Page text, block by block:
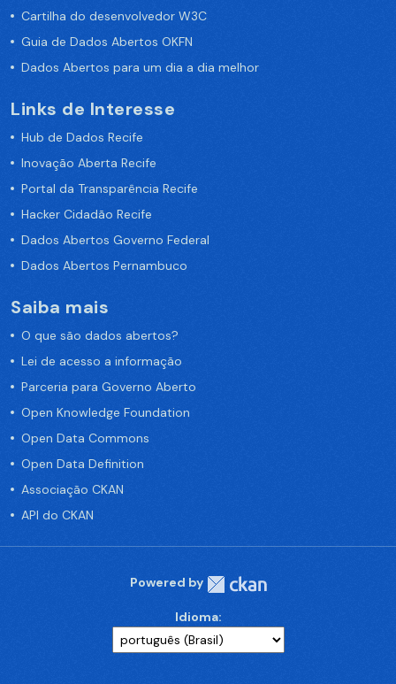
Cartilha do desenvolvedor W3C
Guia de Dados Abertos OKFN
Dados Abertos para um dia a dia melhor
Links de Interesse
Hub de Dados Recife
Inovação Aberta Recife
Portal da Transparência Recife
Hacker Cidadão Recife
Dados Abertos Governo Federal
Dados Abertos Pernambuco
Saiba mais
O que são dados abertos?
Lei de acesso a informação
Parceria para Governo Aberto
Open Knowledge Foundation
Open Data Commons
Open Data Definition
Associação CKAN
API do CKAN
Powered by
Idioma